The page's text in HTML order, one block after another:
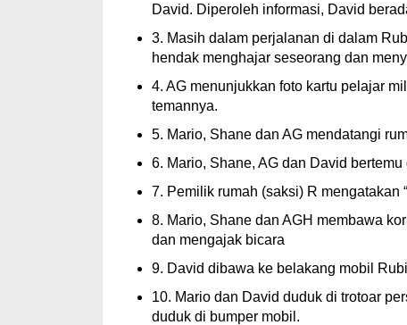
David. Diperoleh informasi, David
3. Masih dalam perjalanan di dalam
hendak menghajar seseorang dan
4. AG menunjukkan foto kartu pelajar
temannya.
5. Mario, Shane dan AG mendatangi
6. Mario, Shane, AG dan David
7. Pemilik rumah (saksi) R mengatakan
8. Mario, Shane dan AGH membawa
dan mengajak bicara
9. David dibawa ke belakang mobil
10. Mario dan David duduk di trotoar
duduk di bumper mobil.